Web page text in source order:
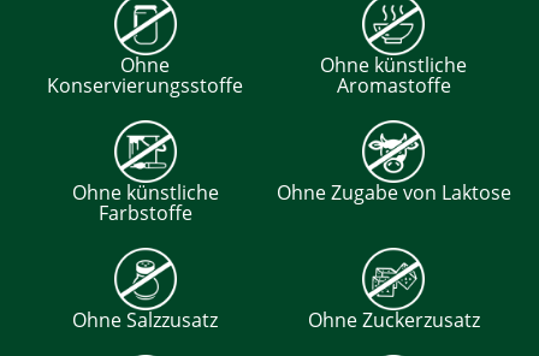
Ohne
Konservierungsstoffe
Ohne künstliche
Aromastoffe
Ohne künstliche
Farbstoffe
Ohne Zugabe von Laktose
Ohne Salzzusatz Ohne Zuckerzusatz